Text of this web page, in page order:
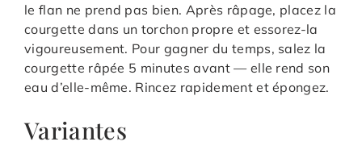
le flan ne prend pas bien. Après râpage, placez la
courgette dans un torchon propre et essorez-la
vigoureusement. Pour gagner du temps, salez la
courgette râpée 5 minutes avant — elle rend son
eau d’elle-même. Rincez rapidement et épongez.
Variantes